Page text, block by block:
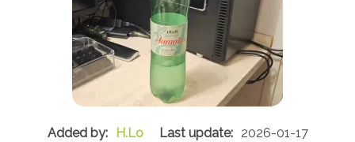
H.Lo 2026-01-17